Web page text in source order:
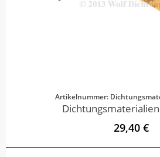
Artikelnummer:
Dichtungsmaterialien
29,40 €